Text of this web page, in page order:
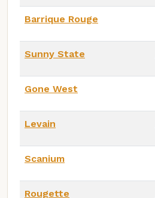
Barrique Rouge
Sunny State
Gone West
Levain
Scanium
Rougette